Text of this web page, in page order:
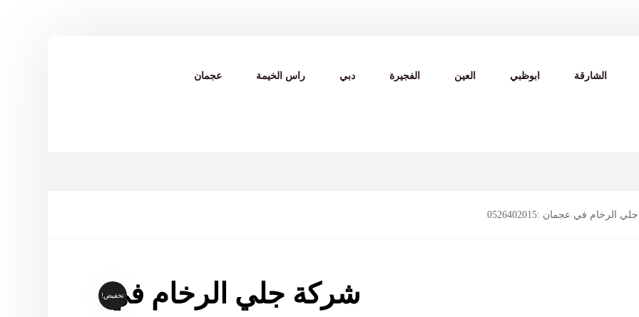
الشارقة ابوظبي العين الفجيرة دبي راس الخيمة عجمان
الرخام في عجمان :0526402015
تخفيض!
شركة جلي الرخام في